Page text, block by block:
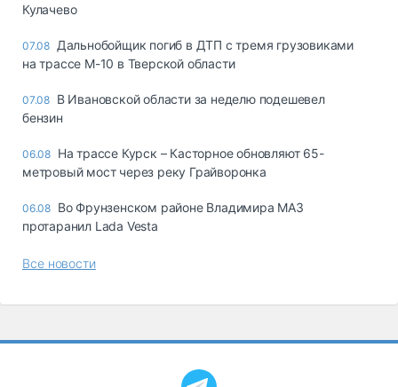
Кулачево
07.08 Дальнобойщик погиб в ДТП с тремя грузовиками
на трассе М-10 в Тверской области
07.08 В Ивановской области за неделю подешевел
бензин
06.08 На трассе Курск – Касторное обновляют 65-
метровый мост через реку Грайворонка
06.08 Во Фрунзенском районе Владимира МАЗ
протаранил Lada Vesta
Все новости